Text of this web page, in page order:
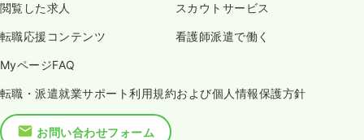
閲覧した求人 スカウトサービス
転職応援コンテンツ 看護師派遣で働く
MyページFAQ
転職・派遣就業サポート利用規約および個人情報保護方針
お問い合わせフォーム